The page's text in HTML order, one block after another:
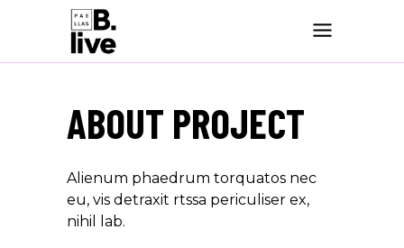
ABOUT PROJECT
Alienum phaedrum torquatos nec
eu, vis detraxit rtssa periculiser ex,
nihil lab.